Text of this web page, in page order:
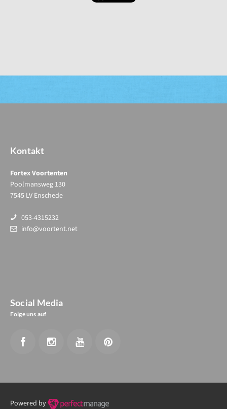
Kontakt
Fortex Voortenten
Poolmansweg 130
7545 LV Enschede
053-4315232
info@voortent.net
Social Media
Folge uns auf
Powered by